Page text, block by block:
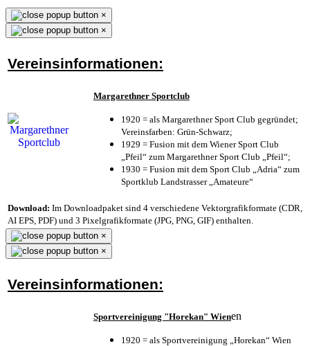
×
×
Vereinsinformationen:
Margarethner Sportclub
1920 = als Margarethner Sport Club gegründet;
Vereinsfarben: Grün-Schwarz;
1929 = Fusion mit dem Wiener Sport Club
„Pfeil“ zum Margarethner Sport Club „Pfeil“;
1930 = Fusion mit dem Sport Club „Adria“ zum
Sportklub Landstrasser „Amateure“
Download: Im Downloadpaket sind 4 verschiedene Vektorgrafikformate (CDR,
AI EPS, PDF) und 3 Pixelgrafikformate (JPG, PNG, GIF) enthalten.
×
×
Vereinsinformationen:
Sportvereinigung "Horekan" Wienen
1920 = als Sportvereinigung „Horekan“ Wien